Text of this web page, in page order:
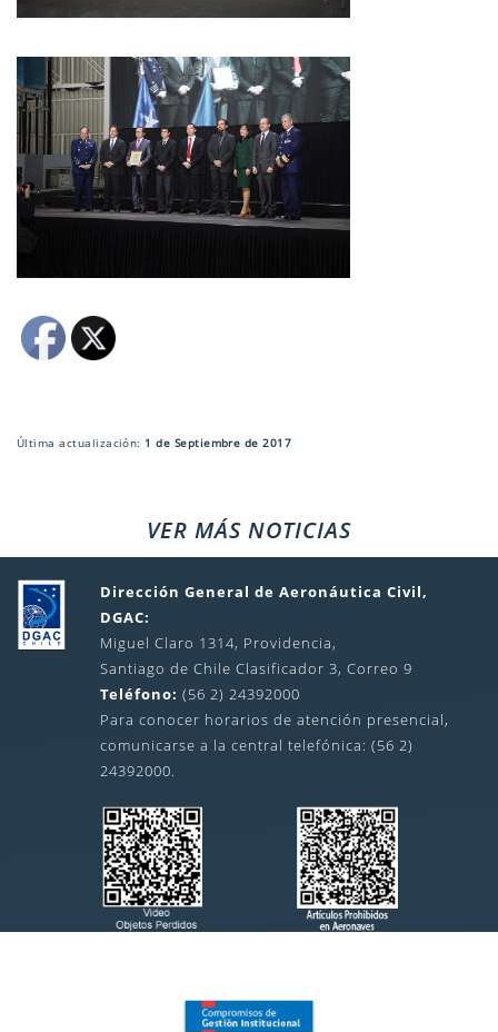
Última actualización: 1 de Septiembre de 2017
VER MÁS NOTICIAS
Dirección General de Aeronáutica Civil,
DGAC:
Miguel Claro 1314, Providencia,
Santiago de Chile Clasificador 3, Correo 9
Teléfono: (56 2) 24392000
Para conocer horarios de atención presencial,
comunicarse a la central telefónica: (56 2)
24392000.